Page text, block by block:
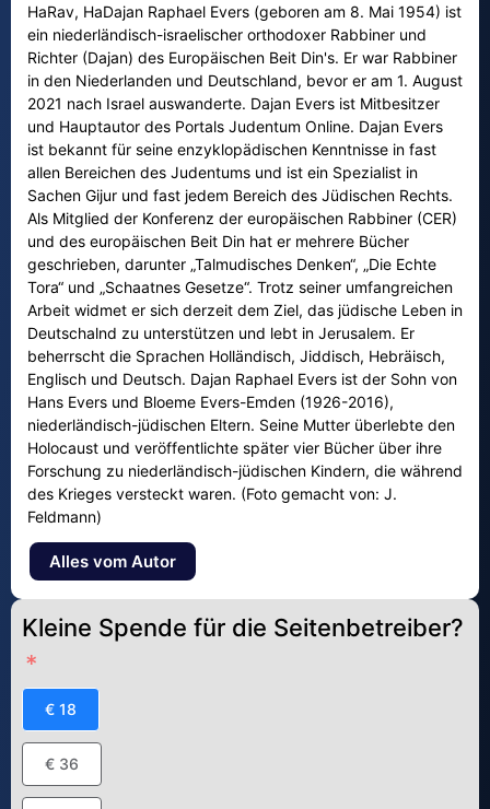
HaRav, HaDajan Raphael Evers (geboren am 8. Mai 1954) ist
ein niederländisch-israelischer orthodoxer Rabbiner und
Richter (Dajan) des Europäischen Beit Din's. Er war Rabbiner
in den Niederlanden und Deutschland, bevor er am 1. August
2021 nach Israel auswanderte. Dajan Evers ist Mitbesitzer
und Hauptautor des Portals Judentum Online. Dajan Evers
ist bekannt für seine enzyklopädischen Kenntnisse in fast
allen Bereichen des Judentums und ist ein Spezialist in
Sachen Gijur und fast jedem Bereich des Jüdischen Rechts.
Als Mitglied der Konferenz der europäischen Rabbiner (CER)
und des europäischen Beit Din hat er mehrere Bücher
geschrieben, darunter „Talmudisches Denken“, „Die Echte
Tora“ und „Schaatnes Gesetze“. Trotz seiner umfangreichen
Arbeit widmet er sich derzeit dem Ziel, das jüdische Leben in
Deutschalnd zu unterstützen und lebt in Jerusalem. Er
beherrscht die Sprachen Holländisch, Jiddisch, Hebräisch,
Englisch und Deutsch. Dajan Raphael Evers ist der Sohn von
Hans Evers und Bloeme Evers-Emden (1926-2016),
niederländisch-jüdischen Eltern. Seine Mutter überlebte den
Holocaust und veröffentlichte später vier Bücher über ihre
Forschung zu niederländisch-jüdischen Kindern, die während
des Krieges versteckt waren. (Foto gemacht von: J.
Feldmann)
Alles vom Autor
Kleine Spende für die Seitenbetreiber?
€ 18
€ 36